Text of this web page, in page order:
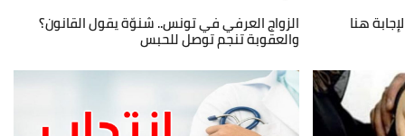
هنا الزواج العرفي في تونس.. شنوّة يقول القانون؟
والعقوبة تنجم توصل للحبس